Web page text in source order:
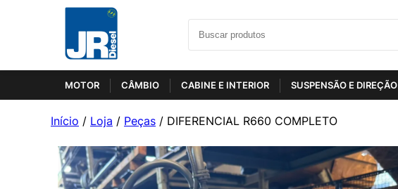
MOTOR CÂMBIO CABINE E INTERIOR SUSPENSÃO E DIREÇÃO
Início / Loja / Peças / DIFERENCIAL R660 COMPLETO